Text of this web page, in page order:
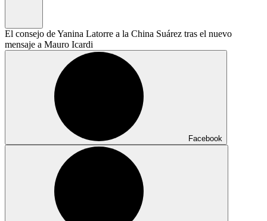
El consejo de Yanina Latorre a la China Suárez tras el nuevo
mensaje a Mauro Icardi
Facebook